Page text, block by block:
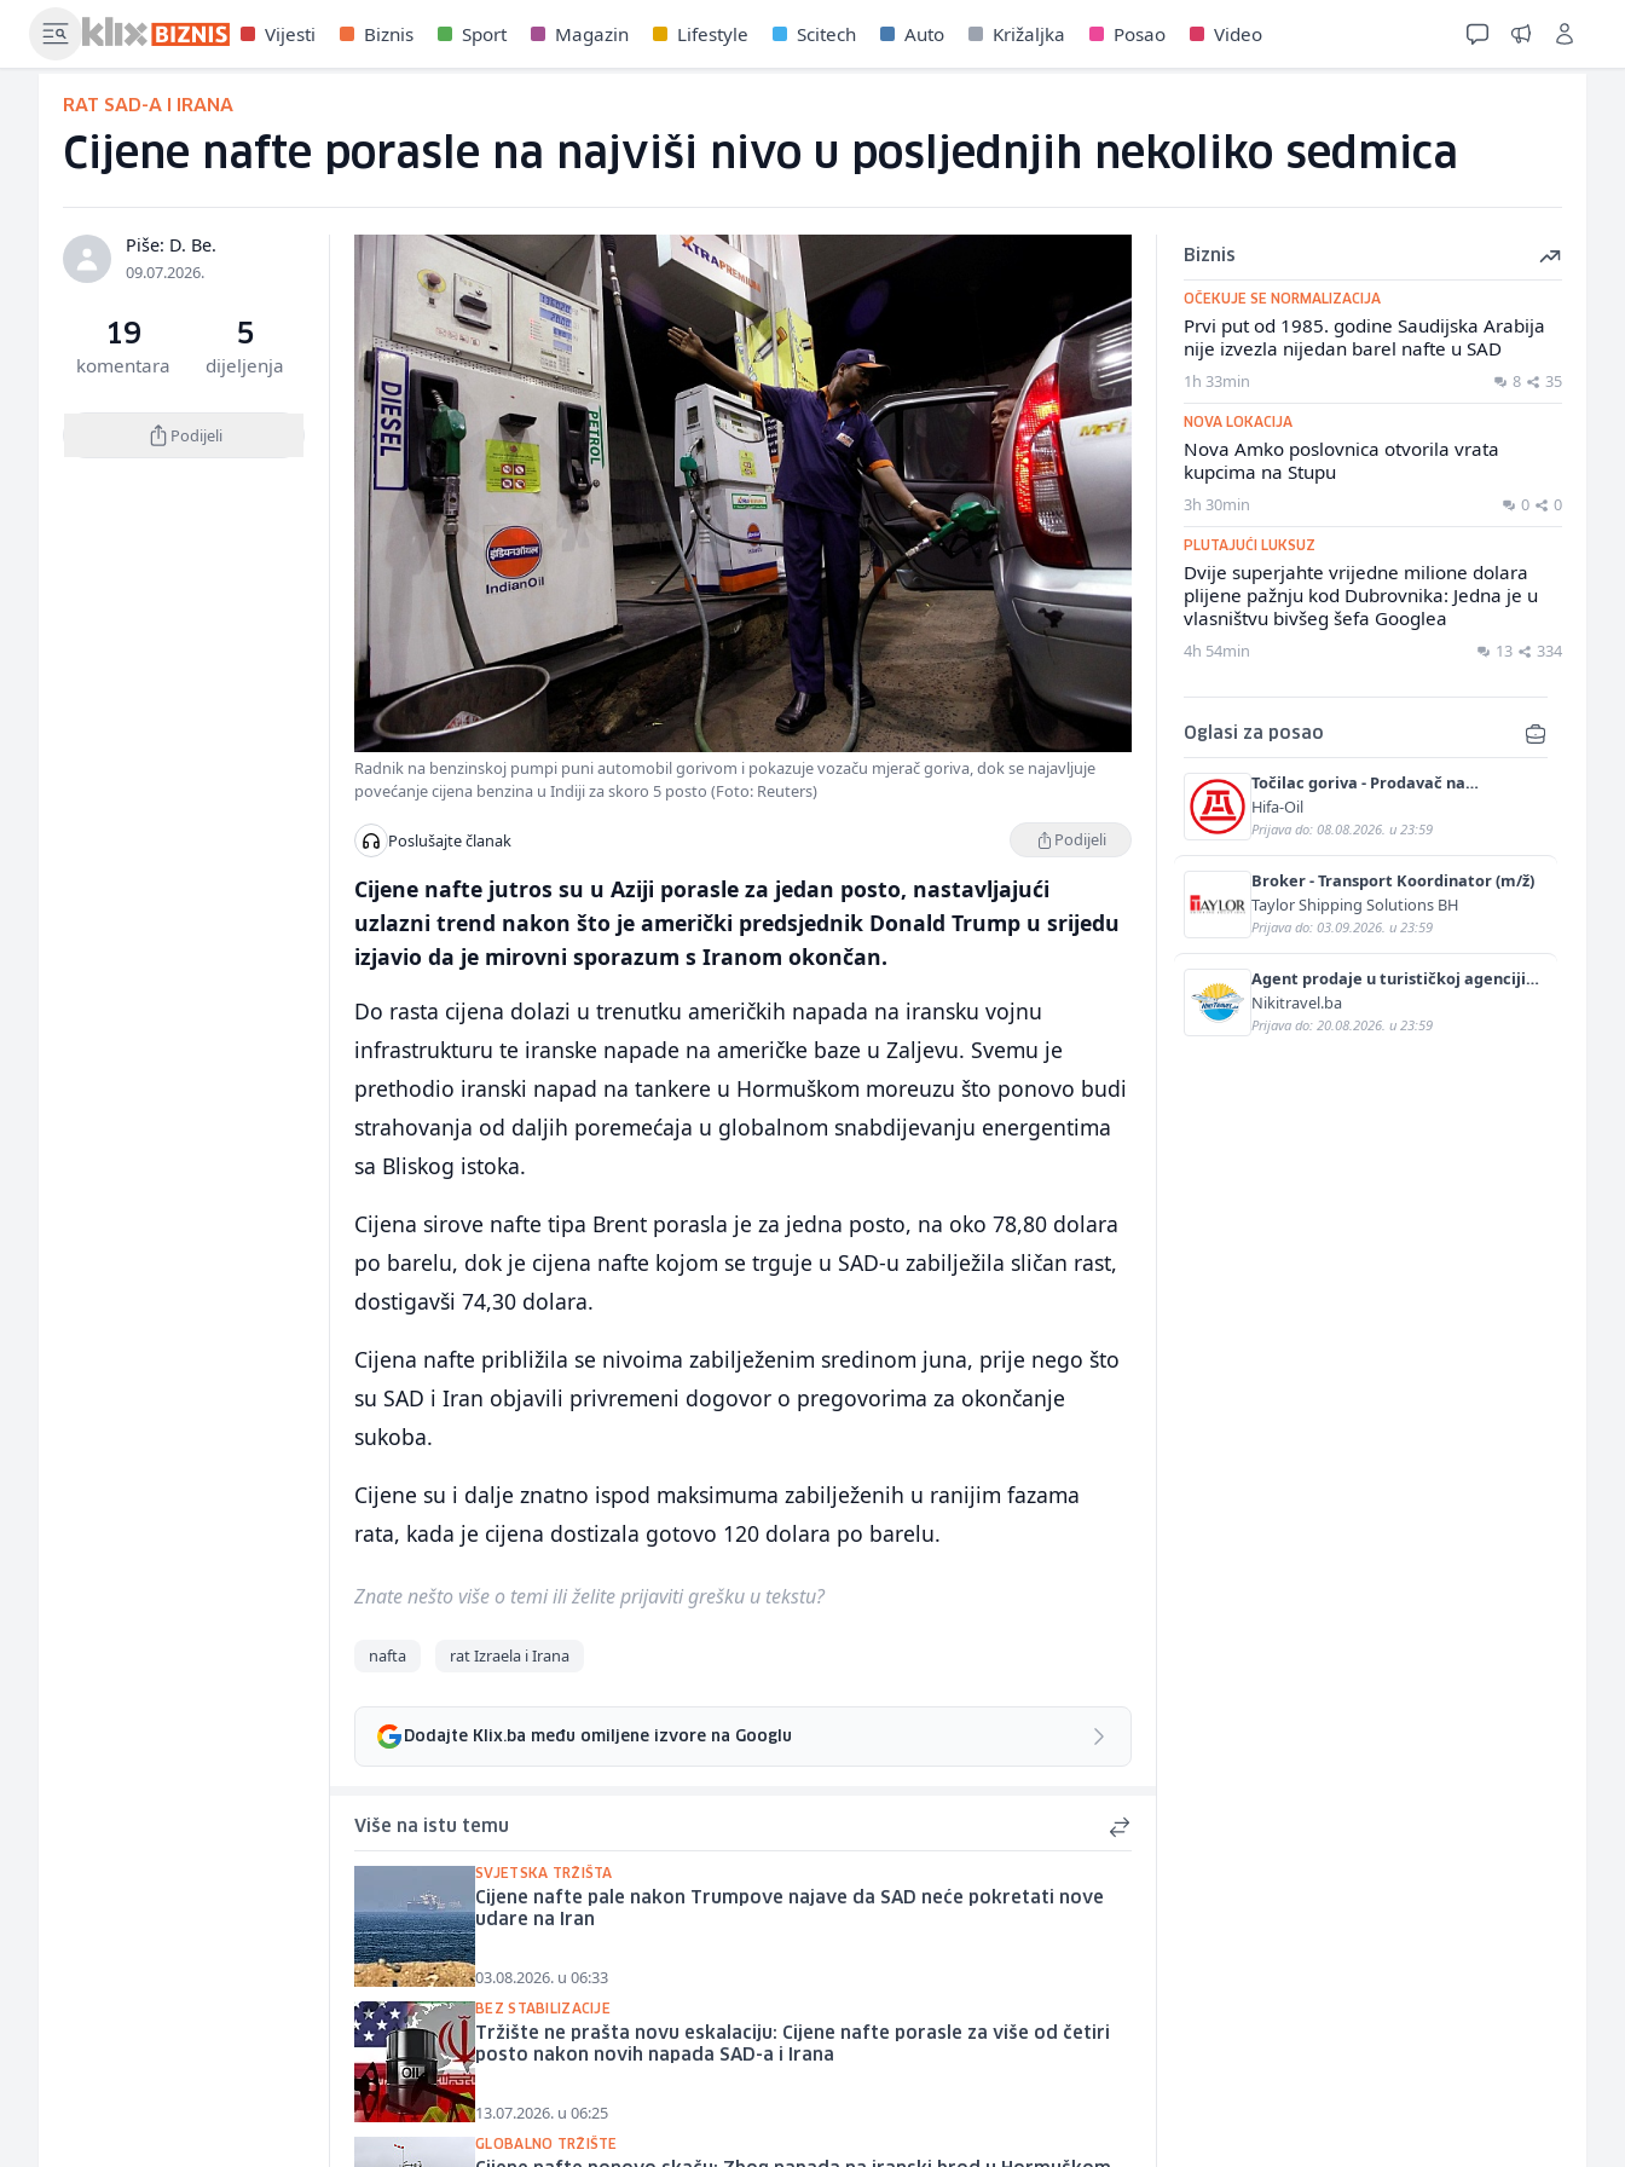
Vijesti Biznis Sport Magazin Lifestyle Scitech Auto Križaljka Posao Video
RAT SAD-A I IRANA
Cijene nafte porasle na najviši nivo u posljednjih nekoliko sedmica
Piše: D. Be.
09.07.2026.
19
komentara
5
dijeljenja
Podijeli
Radnik na benzinskoj pumpi puni automobil gorivom i pokazuje vozaču mjerač goriva, dok se najavljuje
povećanje cijena benzina u Indiji za skoro 5 posto (Foto: Reuters)
Poslušajte članak Podijeli
Cijene nafte jutros su u Aziji porasle za jedan posto, nastavljajući
uzlazni trend nakon što je američki predsjednik Donald Trump u srijedu
izjavio da je mirovni sporazum s Iranom okončan.
Do rasta cijena dolazi u trenutku američkih napada na iransku vojnu
infrastrukturu te iranske napade na američke baze u Zaljevu. Svemu je
prethodio iranski napad na tankere u Hormuškom moreuzu što ponovo budi
strahovanja od daljih poremećaja u globalnom snabdijevanju energentima
sa Bliskog istoka.
Cijena sirove nafte tipa Brent porasla je za jedna posto, na oko 78,80 dolara
po barelu, dok je cijena nafte kojom se trguje u SAD-u zabilježila sličan rast,
dostigavši ​​74,30 dolara.
Cijena nafte približila se nivoima zabilježenim sredinom juna, prije nego što
su SAD i Iran objavili privremeni dogovor o pregovorima za okončanje
sukoba.
Cijene su i dalje znatno ispod maksimuma zabilježenih u ranijim fazama
rata, kada je cijena dostizala gotovo 120 dolara po barelu.
Znate nešto više o temi ili želite prijaviti grešku u tekstu?
nafta rat Izraela i Irana
Dodajte Klix.ba među omiljene izvore na Googlu
Više na istu temu
SVJETSKA TRŽIŠTA
Cijene nafte pale nakon Trumpove najave da SAD neće pokretati nove
udare na Iran
03.08.2026. u 06:33
BEZ STABILIZACIJE
Tržište ne prašta novu eskalaciju: Cijene nafte porasle za više od četiri
posto nakon novih napada SAD-a i Irana
13.07.2026. u 06:25
GLOBALNO TRŽIŠTE
Biznis
OČEKUJE SE NORMALIZACIJA
Prvi put od 1985. godine Saudijska Arabija
nije izvezla nijedan barel nafte u SAD
1h 33min 8 35
NOVA LOKACIJA
Nova Amko poslovnica otvorila vrata
kupcima na Stupu
3h 30min 0 0
PLUTAJUĆI LUKSUZ
Dvije superjahte vrijedne milione dolara
plijene pažnju kod Dubrovnika: Jedna je u
vlasništvu bivšeg šefa Googlea
4h 54min 13 334
Oglasi za posao
Točilac goriva - Prodavač na
benzinskoj pumpi (m/ž)
Hifa-Oil
Prijava do: 08.08.2026. u 23:59
Broker - Transport Koordinator (m/ž)
Taylor Shipping Solutions BH
Prijava do: 03.09.2026. u 23:59
Agent prodaje u turističkoj agenciji
(m/ž)
Nikitravel.ba
Prijava do: 20.08.2026. u 23:59